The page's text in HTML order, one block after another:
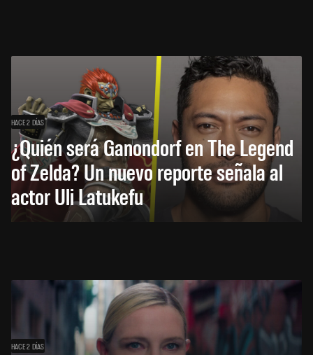
HACE 2 DÍAS
¿Quién será Ganondorf en The Legend
of Zelda? Un nuevo reporte señala al
actor Uli Latukefu
HACE 2 DÍAS